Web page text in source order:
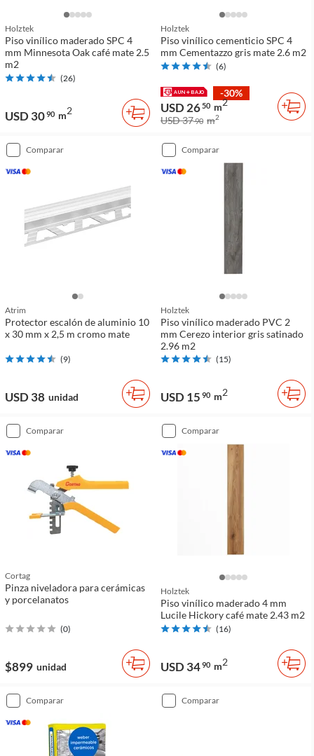
Holztek
Piso vinílico maderado SPC 4
mm Minnesota Oak café mate 2.5
m2
(26)
USD 3090 m2
Holztek
Piso vinílico cementicio SPC 4
mm Cementazzo gris mate 2.6 m2
(6)
-30%
USD 26 50 m2
USD 3790 m2
comparar
Atrim
Protector escalón de aluminio 10
x 30 mm x 2,5 m cromo mate
(9)
USD 38 unidad
comparar
Holztek
Piso vinílico maderado PVC 2
mm Cerezo interior gris satinado
2.96 m2
(15)
USD 15 90 m2
comparar
Cortag
Pinza niveladora para cerámicas
y porcelanatos
(0)
$899 unidad
comparar
Holztek
Piso vinílico maderado 4 mm
Lucile Hickory café mate 2.43 m2
(16)
USD 3490 m2
comparar comparar